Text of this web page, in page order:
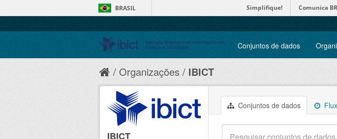
BRASIL Simplifique! Comunica BR
Conjuntos de dados
Organizações IBICT
Conjuntos de dados
IBICT